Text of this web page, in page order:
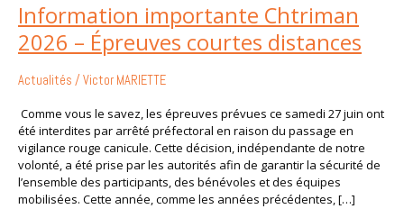
Information importante Chtriman
2026 – Épreuves courtes distances
Actualités /Victor MARIETTE
Comme vous le savez, les épreuves prévues ce samedi 27 juin ont
été interdites par arrêté préfectoral en raison du passage en
vigilance rouge canicule. Cette décision, indépendante de notre
volonté, a été prise par les autorités afin de garantir la sécurité de
l’ensemble des participants, des bénévoles et des équipes
mobilisées. Cette année, comme les années précédentes, […]